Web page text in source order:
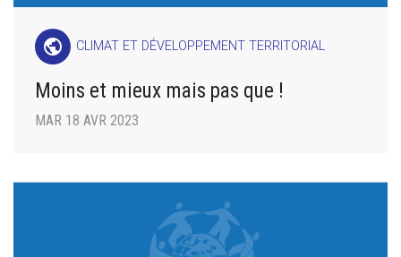
public CLIMAT ET DÉVELOPPEMENT TERRITORIAL
Moins et mieux mais pas que !
MAR 18 AVR 2023